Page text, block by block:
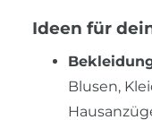
Ideen für
Blusen,